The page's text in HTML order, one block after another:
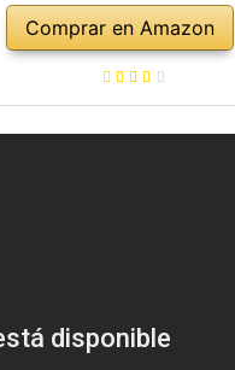
los Grandes Clásicos de la
Música dividida en 3
de dificultad diferentes
Comprar en Amazon